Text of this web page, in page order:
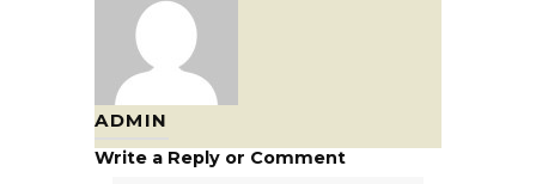
ADMIN
Write a Reply or Comment